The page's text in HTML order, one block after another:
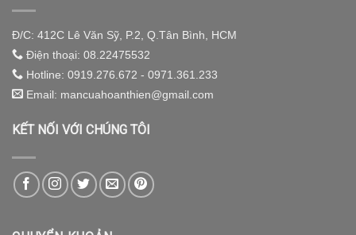
Đ/C: 412C Lê Văn Sỹ, P.2, Q.Tân Bình, HCM
Điện thoại: 08.22475532
Hotline: 0919.276.672 - 0971.361.233
Email: mancuahoanthien@gmail.com
KẾT NỐI VỚI CHÚNG TÔI